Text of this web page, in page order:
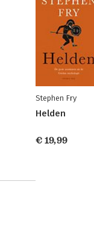
Stephen Fry
Helden
€ 19,99